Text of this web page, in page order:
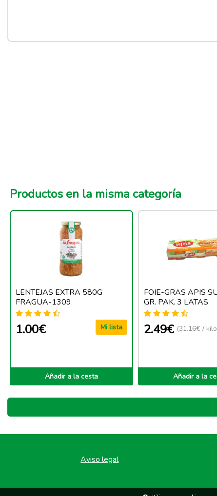
Productos en la misma categoría
LENTEJAS EXTRA 580G
FRAGUA-1309
1.00€
Añadir a la cesta
Mi lista
FOIE-GRAS APIS
GR. PAK. 3 LATAS
2.49€ (31.16€ /
Añadir a la
Aviso legal